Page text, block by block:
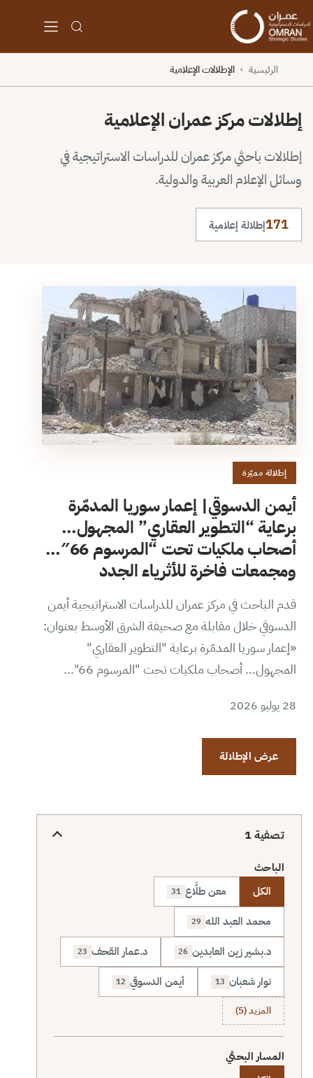
الرئيسية › الإطلالات الإعلامية
إطلالات مركز عمران الإعلامية
إطلالات باحثي مركز عمران للدراسات الاستراتيجية في
وسائل الإعلام العربية والدولية.
171إطلالة إعلامية
إطلالة مميّزة
أيمن الدسوقي| إعمار سوريا المدمّرة
برعاية “التطوير العقاري” المجهول…
أصحاب ملكيات تحت “المرسوم 66″…
ومجمعات فاخرة للأثرياء الجدد
قدم الباحث في مركز عمران للدراسات الاستراتيجية أيمن
الدسوقي خلال مقابلة مع صحيفة الشرق الأوسط بعنوان:
«إعمار سوريا المدمّرة برعاية "التطوير العقاري"
المجهول... أصحاب ملكيات تحت "المرسوم 66"...
28 يوليو 2026
عرض الإطلالة
تصفية1
الباحث
الكل
معن طلَّاع 31
محمد العبد الله 29
د.بشير زين العابدين 26 د.عمار القحف 23
نوار شعبان 13 أيمن الدسوقي 12
المزيد (5)
المسار البحثي